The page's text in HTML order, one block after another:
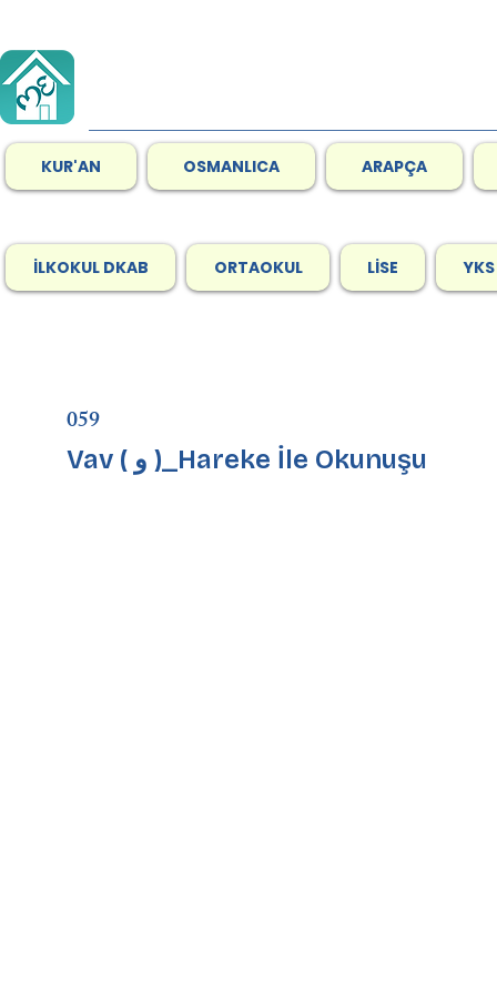
KUR'AN OSMANLICA ARAPÇA
İLKOKUL DKAB ORTAOKUL LİSE
059
Vav ( و )_Hareke İle Okunuşu